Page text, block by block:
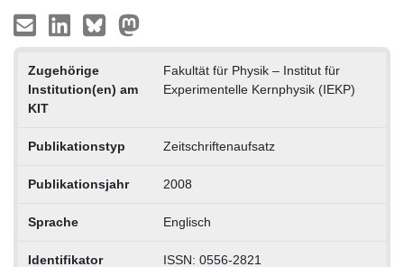
Zugehörige
Institution(en) am
KIT
Fakultät für Physik – Institut für
Experimentelle Kernphysik (IEKP)
Publikationstyp Zeitschriftenaufsatz
Publikationsjahr 2008
Sprache Englisch
Identifikator ISSN: 0556-2821